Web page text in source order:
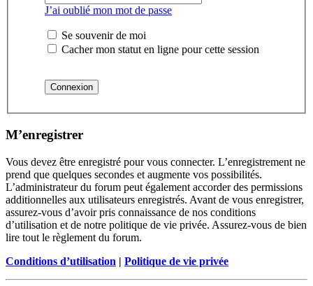
J’ai oublié mon mot de passe
Se souvenir de moi
Cacher mon statut en ligne pour cette session
M’enregistrer
Vous devez être enregistré pour vous connecter. L’enregistrement ne
prend que quelques secondes et augmente vos possibilités.
L’administrateur du forum peut également accorder des permissions
additionnelles aux utilisateurs enregistrés. Avant de vous enregistrer,
assurez-vous d’avoir pris connaissance de nos conditions
d’utilisation et de notre politique de vie privée. Assurez-vous de bien
lire tout le règlement du forum.
Conditions d’utilisation | Politique de vie privée